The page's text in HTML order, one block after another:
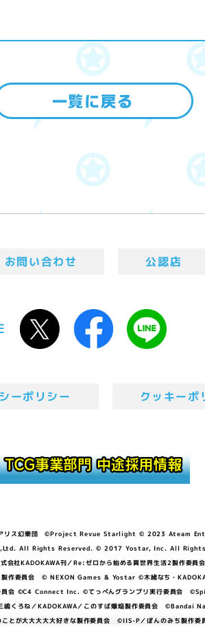
お問い合わせ 公認店
ーポリシー クッキーポ
リス幻樂団 ©Project Revue Starlight © 2023 Ateam
All Rights Reserved. © 2017 Yostar, Inc. All
KADOKAWA刊／Re:ゼロから始める異世界生活2製作委
会 © NEXON Games & Yostar ©木緒なち・
©C4 Connect Inc. ©てっぺんグランプリ実行委員会
嶋くろね／KADOKAWA／このすば爆焔製作委員会
ことが大大大大大好きな製作委員会 ©IIS-P／ぽんのみち製